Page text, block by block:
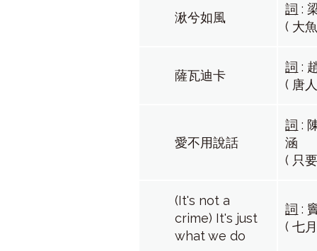
湫兮如風
詞 :
( 大
薩瓦迪卡
詞 :
( 唐
愛不用說話
詞 :
涵
( 只
(It's not a
crime) It's just
what we do
詞 :
( 七